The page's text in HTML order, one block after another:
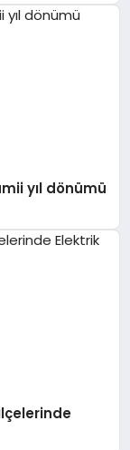
yıl dönümü